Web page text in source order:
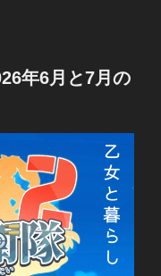
年6月と7月の